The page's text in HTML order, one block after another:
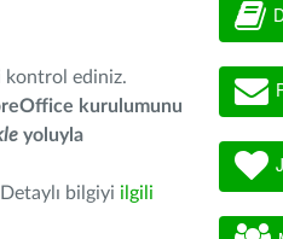
kontrol ediniz.
kurulumunu
yoluyla
bilgiyi ilgili